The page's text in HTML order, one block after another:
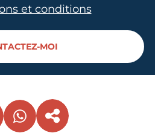
et conditions
MOI
WHATSAPPCOPIER LE LIEN